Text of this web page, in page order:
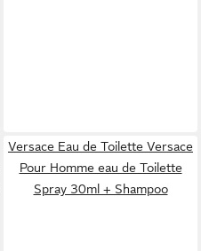
Versace Eau de Toilette Versace
Pour Homme eau de Toilette
Spray 30ml + Shampoo